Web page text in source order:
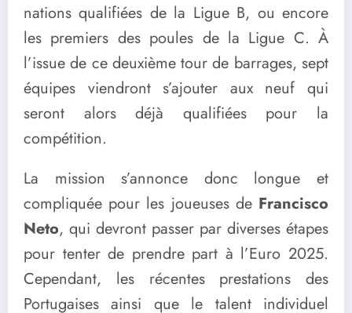
nations qualifiées de la Ligue B, ou encore
les premiers des poules de la Ligue C. À
l’issue de ce deuxième tour de barrages, sept
équipes viendront s’ajouter aux neuf qui
seront alors déjà qualifiées pour la
compétition.
La mission s’annonce donc longue et
compliquée pour les joueuses de Francisco
Neto, qui devront passer par diverses étapes
pour tenter de prendre part à l’Euro 2025.
Cependant, les récentes prestations des
Portugaises ainsi que le talent individuel